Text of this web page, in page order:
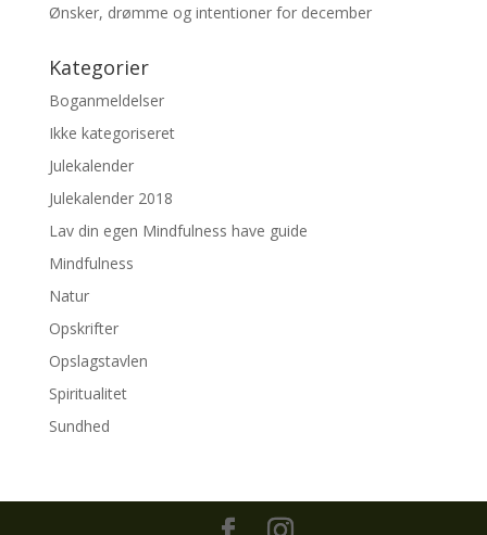
Ønsker, drømme og intentioner for december
Kategorier
Boganmeldelser
Ikke kategoriseret
Julekalender
Julekalender 2018
Lav din egen Mindfulness have guide
Mindfulness
Natur
Opskrifter
Opslagstavlen
Spiritualitet
Sundhed